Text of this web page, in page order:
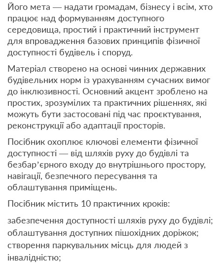
Його мета — надати громадам, бізнесу і всім, хто
працює над формуванням доступного
середовища, простий і практичний інструмент
для впровадження базових принципів фізичної
доступності будівель і споруд.
Матеріал створено на основі чинних державних
будівельних норм із урахуванням сучасних вимог
до інклюзивності. Основний акцент зроблено на
простих, зрозумілих та практичних рішеннях, які
можуть бути застосовані під час проєктування,
реконструкції або адаптації просторів.
Посібник охоплює ключові елементи фізичної
доступності — від шляхів руху до будівлі та
безбар’єрного входу до внутрішнього простору,
навігації, безпечного пересування та
облаштування приміщень.
Посібник містить 10 практичних кроків:
забезпечення доступності шляхів руху до будівлі;
облаштування доступних пішохідних доріжок;
створення паркувальних місць для людей з
інвалідністю;